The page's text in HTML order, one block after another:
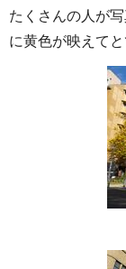
たくさんの人が
に黄色が映えて